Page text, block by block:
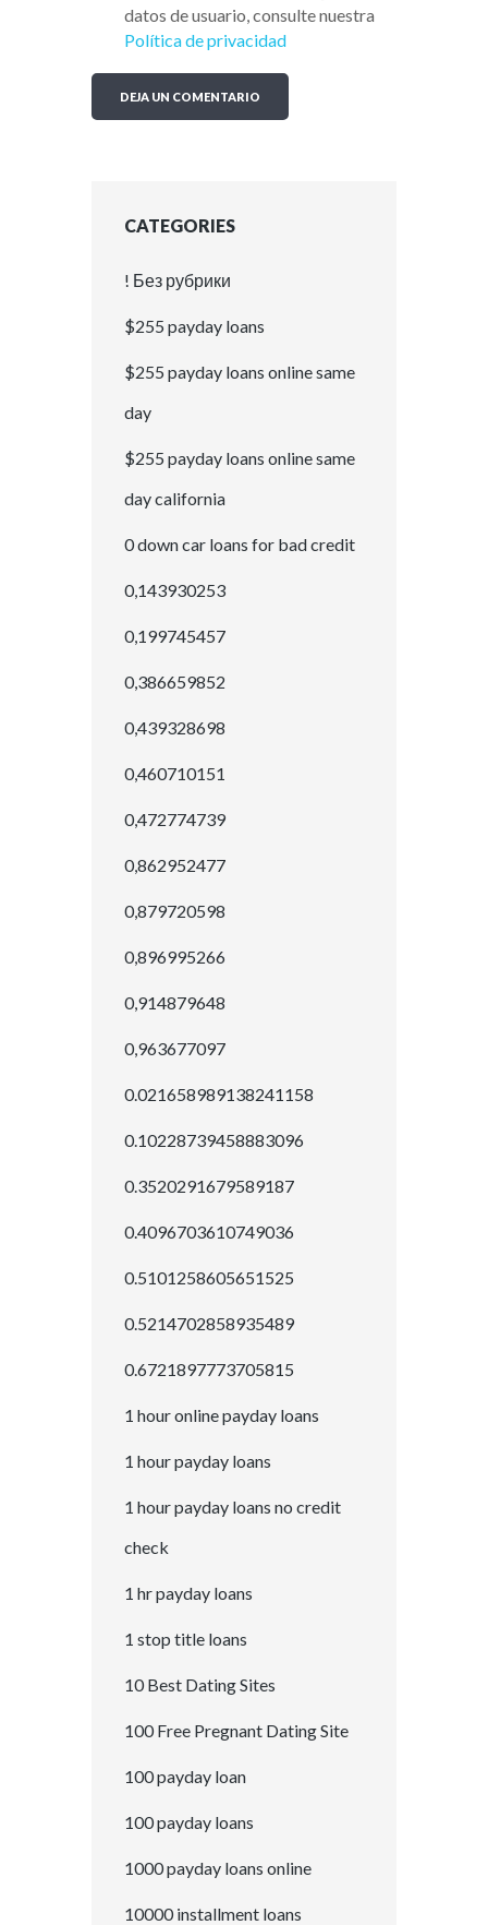
datos de usuario, consulte nuestra
Política de privacidad
CATEGORIES
! Без рубрики
$255 payday loans
$255 payday loans online same
day
$255 payday loans online same
day california
0 down car loans for bad credit
0,143930253
0,199745457
0,386659852
0,439328698
0,460710151
0,472774739
0,862952477
0,879720598
0,896995266
0,914879648
0,963677097
0.021658989138241158
0.10228739458883096
0.3520291679589187
0.4096703610749036
0.5101258605651525
0.5214702858935489
0.6721897773705815
1 hour online payday loans
1 hour payday loans
1 hour payday loans no credit
check
1 hr payday loans
1 stop title loans
10 Best Dating Sites
100 Free Pregnant Dating Site
100 payday loan
100 payday loans
1000 payday loans online
10000 installment loans